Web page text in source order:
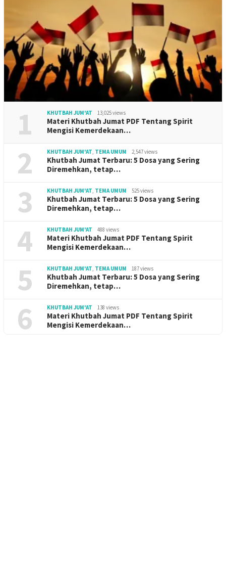
1 KHUTBAH JUM'AT 13,025 views
Materi Khutbah Jumat PDF Tentang Spirit
Mengisi Kemerdekaan…
2 KHUTBAH JUM'AT, TEMA UMUM 2,547 views
Khutbah Jumat Terbaru: 5 Dosa yang Sering
Diremehkan, tetap…
3 KHUTBAH JUM'AT, TEMA UMUM 525 views
Khutbah Jumat Terbaru: 5 Dosa yang Sering
Diremehkan, tetap…
4 KHUTBAH JUM'AT 488 views
Materi Khutbah Jumat PDF Tentang Spirit
Mengisi Kemerdekaan…
5 KHUTBAH JUM'AT, TEMA UMUM 187 views
Khutbah Jumat Terbaru: 5 Dosa yang Sering
Diremehkan, tetap…
6 KHUTBAH JUM'AT 138 views
Materi Khutbah Jumat PDF Tentang Spirit
Mengisi Kemerdekaan…